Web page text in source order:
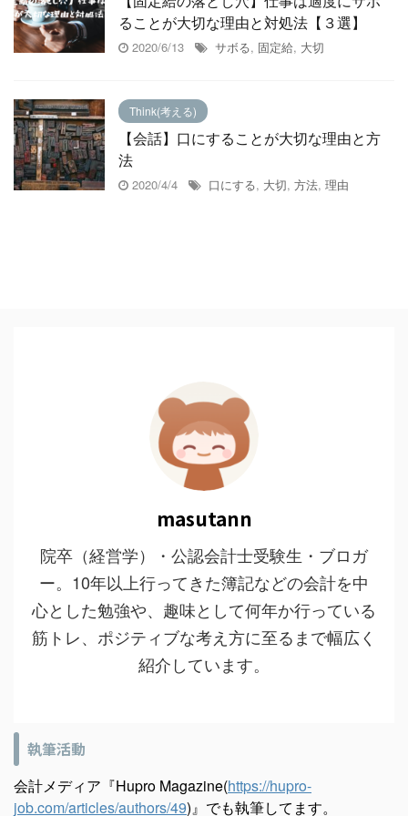
ることが大切な理由と対処法【３選】
2020/6/13 サボる, 固定給, 大切
Think(考える)
【会話】口にすることが大切な理由と方
法
2020/4/4 口にする, 大切, 方法, 理由
masutann
院卒（経営学）・公認会計士受験生・ブロガ
ー。10年以上行ってきた簿記などの会計を中
心とした勉強や、趣味として何年か行っている
筋トレ、ポジティブな考え方に至るまで幅広く
紹介しています。
執筆活動
会計メディア『Hupro Magazine(https://hupro-
job.com/articles/authors/49)』でも執筆してます。